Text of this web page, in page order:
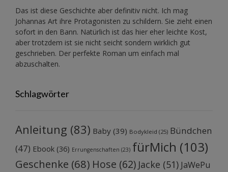
Das ist diese Geschichte aber definitiv nicht. Ich mag
Johannas Art ihre Protagonisten zu schildern. Sie zieht einen
sofort in den Bann. Natürlich ist das hier eher leichte Kost,
aber trotzdem ist sie nicht seicht sondern wirklich gut
geschrieben. Der perfekte Roman um einfach mal
abzuschalten.
Schlagwörter
Anleitung (83) Baby (39) Bodykleid (25) Bündchen
(47) Ebook (36) Errungenschaften (23) fürMich (103)
Geschenke (68) Hose (62) Jacke (51) JaWePu